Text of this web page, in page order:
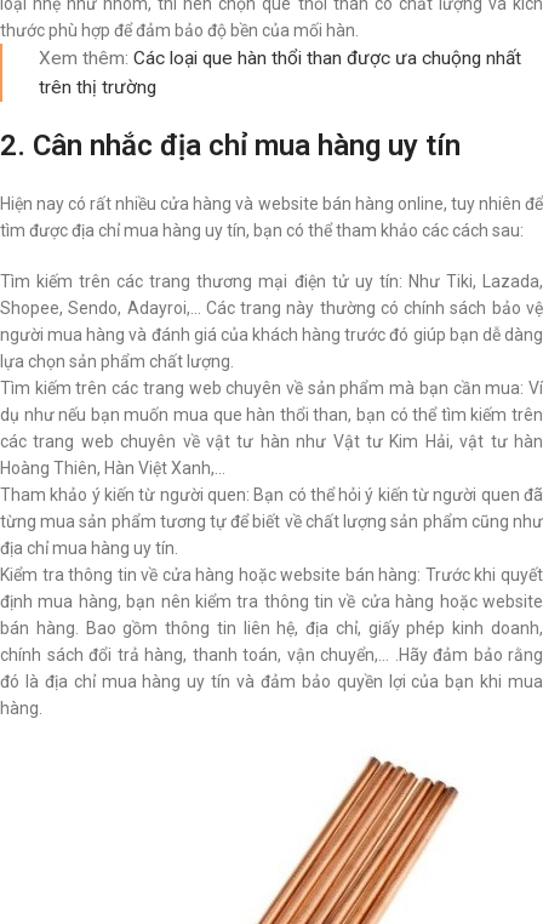
thước phù hợp để đảm bảo độ bền của mối hàn.
Xem thêm: Các loại que hàn thổi than được ưa chuộng nhất
trên thị trường
2. Cân nhắc địa chỉ mua hàng uy tín
Hiện nay có rất nhiều cửa hàng và website bán hàng online, tuy nhiên để
tìm được địa chỉ mua hàng uy tín, bạn có thể tham khảo các cách sau:
Tìm kiếm trên các trang thương mại điện tử uy tín: Như Tiki, Lazada,
Shopee, Sendo, Adayroi,… Các trang này thường có chính sách bảo vệ
người mua hàng và đánh giá của khách hàng trước đó giúp bạn dễ dàng
lựa chọn sản phẩm chất lượng.
Tìm kiếm trên các trang web chuyên về sản phẩm mà bạn cần mua: Ví
dụ như nếu bạn muốn mua que hàn thổi than, bạn có thể tìm kiếm trên
các trang web chuyên về vật tư hàn như Vật tư Kim Hải, vật tư hàn
Hoàng Thiên, Hàn Việt Xanh,…
Tham khảo ý kiến từ người quen: Bạn có thể hỏi ý kiến từ người quen đã
từng mua sản phẩm tương tự để biết về chất lượng sản phẩm cũng như
địa chỉ mua hàng uy tín.
Kiểm tra thông tin về cửa hàng hoặc website bán hàng: Trước khi quyết
định mua hàng, bạn nên kiểm tra thông tin về cửa hàng hoặc website
bán hàng. Bao gồm thông tin liên hệ, địa chỉ, giấy phép kinh doanh,
chính sách đổi trả hàng, thanh toán, vận chuyển,… .Hãy đảm bảo rằng
đó là địa chỉ mua hàng uy tín và đảm bảo quyền lợi của bạn khi mua
hàng.